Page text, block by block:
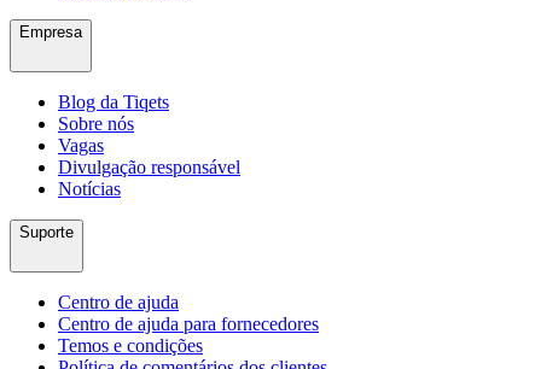
Empresa
Blog da Tiqets
Sobre nós
Vagas
Divulgação responsável
Notícias
Suporte
Centro de ajuda
Centro de ajuda para fornecedores
Temos e condições